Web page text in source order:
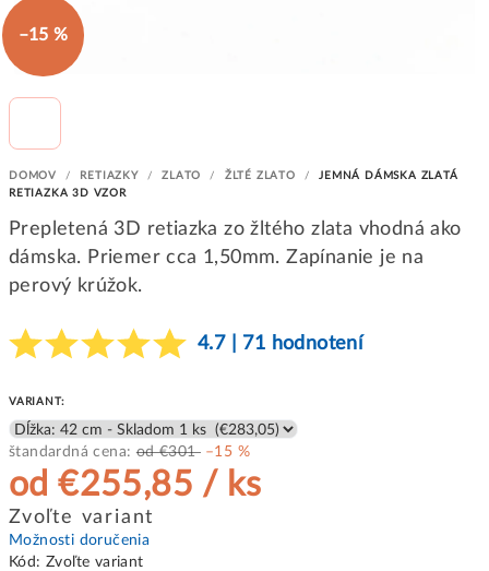
DOMOV / RETIAZKY / ZLATO / ŽLTÉ ZLATO /
JEMNÁ DÁMSKA ZLATÁ
RETIAZKA 3D VZOR
Prepletená 3D retiazka zo žltého zlata vhodná ako
dámska. Priemer cca 1,50mm. Zapínanie je na
perový krúžok.
4.7 | 71 hodnotení
VARIANT:
štandardná cena: od €301 –15 %
od€255,85 / ks
Jednotková
cena:
Zvoľte variant
Možnosti doručenia
Kód: Zvoľte variant
–15 %